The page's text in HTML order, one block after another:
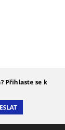
Přihlaste se k